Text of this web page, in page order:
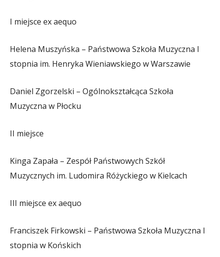
I miejsce ex aequo
Helena Muszyńska – Państwowa Szkoła Muzyczna I
stopnia im. Henryka Wieniawskiego w Warszawie
Daniel Zgorzelski – Ogólnokształcąca Szkoła
Muzyczna w Płocku
II miejsce
Kinga Zapała – Zespół Państwowych Szkół
Muzycznych im. Ludomira Różyckiego w Kielcach
III miejsce ex aequo
Franciszek Firkowski – Państwowa Szkoła Muzyczna I
stopnia w Końskich